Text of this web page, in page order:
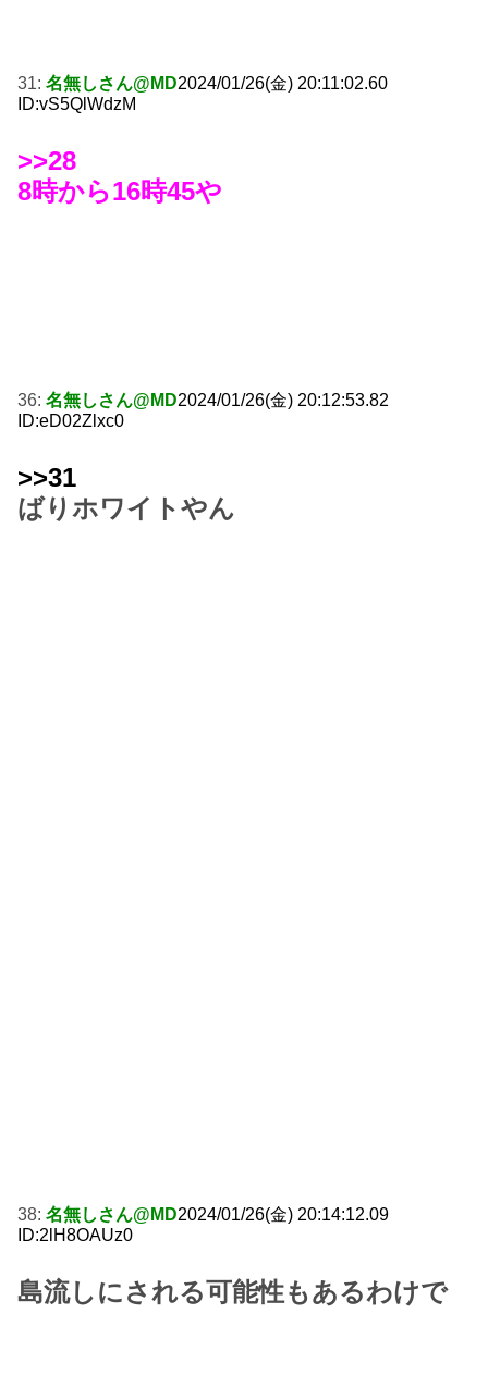
31: 名無しさん@MD2024/01/26(金) 20:11:02.60
ID:vS5QlWdzM
>>28
8時から16時45や
36: 名無しさん@MD2024/01/26(金) 20:12:53.82
ID:eD02Zlxc0
>>31
ばりホワイトやん
38: 名無しさん@MD2024/01/26(金) 20:14:12.09
ID:2lH8OAUz0
島流しにされる可能性もあるわけで